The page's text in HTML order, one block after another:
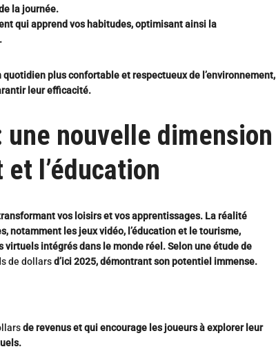
la journée.
qui apprend vos habitudes, optimisant ainsi la
plus confortable et respectueux de l’environnement,
leur efficacité.
nouvelle dimension
l’éducation
vos loisirs et vos apprentissages. La réalité
notamment les jeux vidéo, l’éducation et le tourisme,
intégrés dans le monde réel. Selon une étude de
de dollarsd’ici 2025, démontrant son potentiel immense.
de revenus et qui encourage les joueurs à explorer leur